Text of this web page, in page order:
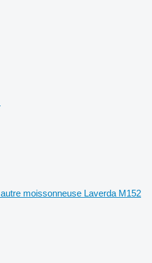
autre moissonneuse Laverda M152